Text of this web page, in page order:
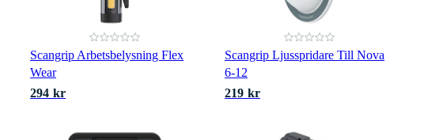
Scangrip Arbetsbelysning Flex
Wear
294 kr
Scangrip Ljusspridare Till Nova
6-12
219 kr